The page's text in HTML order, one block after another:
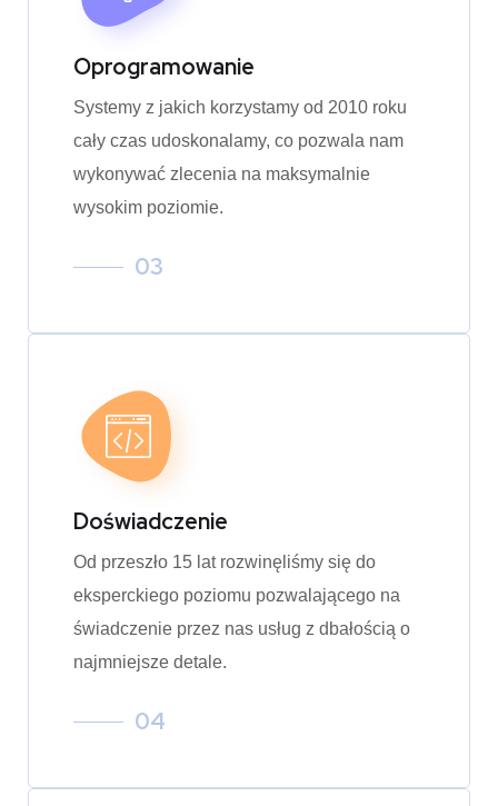
Oprogramowanie
Systemy z jakich korzystamy od 2010 roku
cały czas udoskonalamy, co pozwala nam
wykonywać zlecenia na maksymalnie
wysokim poziomie.
03
Doświadczenie
Od przeszło 15 lat rozwinęliśmy się do
eksperckiego poziomu pozwalającego na
świadczenie przez nas usług z dbałością o
najmniejsze detale.
04